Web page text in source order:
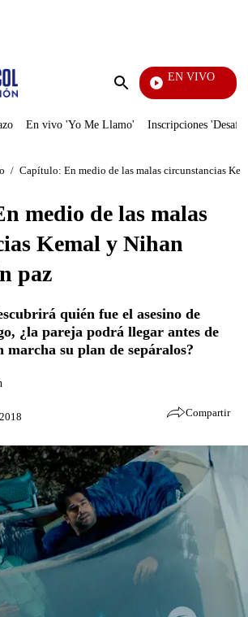
Enviar
EN VIVO
Vecinos
En vivo 'Yo Me Llamo' Inscripciones
/ Capítulo: En medio de las malas circunstancias
medio de las malas
Kemal y Nihan
paz
quién fue el asesino de
¿la pareja podrá llegar antes de
marcha su plan de sepáralos?
Compartir